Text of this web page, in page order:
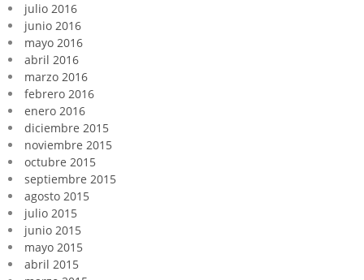
julio 2016
junio 2016
mayo 2016
abril 2016
marzo 2016
febrero 2016
enero 2016
diciembre 2015
noviembre 2015
octubre 2015
septiembre 2015
agosto 2015
julio 2015
junio 2015
mayo 2015
abril 2015